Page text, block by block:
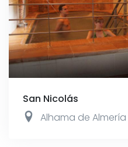
San Nicolás
Alhama de Almería